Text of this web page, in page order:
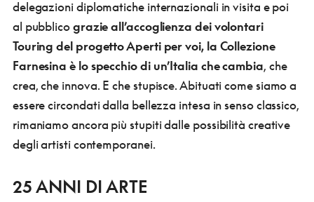
delegazioni diplomatiche internazionali in visita e poi
al pubblicograzie all’accoglienza dei volontari
Touring del progetto Aperti per voi, la Collezione
Farnesina è lo specchio di un’Italia che cambia, che
crea, che innova. E che stupisce. Abituati come siamo a
essere circondati dalla bellezza intesa in senso classico,
rimaniamo ancora più stupiti dalle possibilità creative
degli artisti contemporanei.
25 ANNI DI ARTE